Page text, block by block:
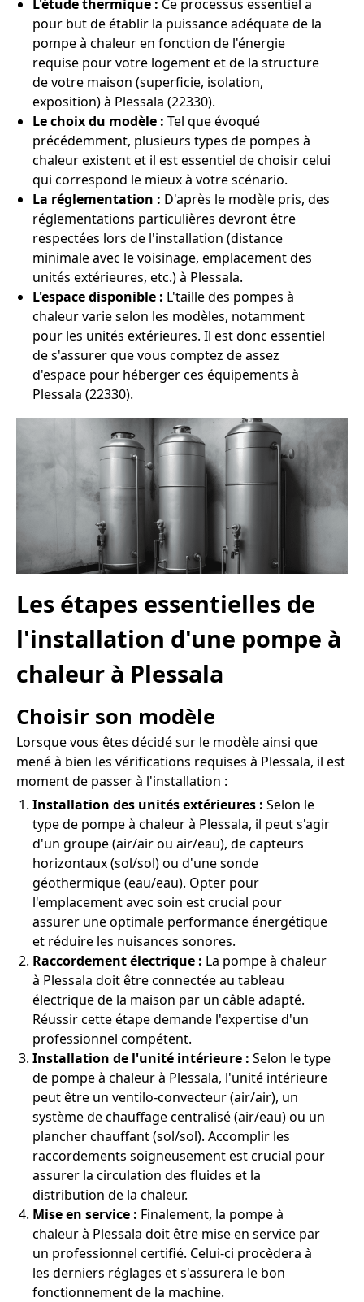
L'étude thermique : Ce processus essentiel a
pour but de établir la puissance adéquate de la
pompe à chaleur en fonction de l'énergie
requise pour votre logement et de la structure
de votre maison (superficie, isolation,
exposition) à Plessala (22330).
Le choix du modèle : Tel que évoqué
précédemment, plusieurs types de pompes à
chaleur existent et il est essentiel de choisir celui
qui correspond le mieux à votre scénario.
La réglementation : D'après le modèle pris, des
réglementations particulières devront être
respectées lors de l'installation (distance
minimale avec le voisinage, emplacement des
unités extérieures, etc.) à Plessala.
L'espace disponible : L'taille des pompes à
chaleur varie selon les modèles, notamment
pour les unités extérieures. Il est donc essentiel
de s'assurer que vous comptez de assez
d'espace pour héberger ces équipements à
Plessala (22330).
Les étapes essentielles de
l'installation d'une pompe à
chaleur à Plessala
Choisir son modèle
Lorsque vous êtes décidé sur le modèle ainsi que
mené à bien les vérifications requises à Plessala, il est
moment de passer à l'installation :
Installation des unités extérieures : Selon le
type de pompe à chaleur à Plessala, il peut s'agir
d'un groupe (air/air ou air/eau), de capteurs
horizontaux (sol/sol) ou d'une sonde
géothermique (eau/eau). Opter pour
l'emplacement avec soin est crucial pour
assurer une optimale performance énergétique
et réduire les nuisances sonores.
Raccordement électrique : La pompe à chaleur
à Plessala doit être connectée au tableau
électrique de la maison par un câble adapté.
Réussir cette étape demande l'expertise d'un
professionnel compétent.
Installation de l'unité intérieure : Selon le type
de pompe à chaleur à Plessala, l'unité intérieure
peut être un ventilo-convecteur (air/air), un
système de chauffage centralisé (air/eau) ou un
plancher chauffant (sol/sol). Accomplir les
raccordements soigneusement est crucial pour
assurer la circulation des fluides et la
distribution de la chaleur.
Mise en service : Finalement, la pompe à
chaleur à Plessala doit être mise en service par
un professionnel certifié. Celui-ci procèdera à
les derniers réglages et s'assurera le bon
fonctionnement de la machine.